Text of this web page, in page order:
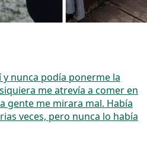
nunca podía ponerme la
me atrevía a comer en
gente me mirara mal. Había
veces, pero nunca lo había